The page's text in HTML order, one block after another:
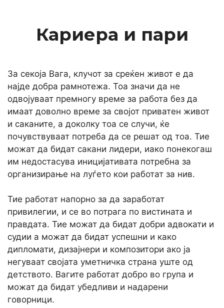
Кариера и пари
За секоја Вага, клучот за среќен живот е да
најде добра рамнотежа. Тоа значи да не
одвојуваат премногу време за работа без да
имаат доволно време за својот приватен живот
и саканите, а доколку тоа се случи, ќе
почувствуваат потреба да се решат од тоа. Тие
можат да бидат сакани лидери, иако понекогаш
им недостасува иницијативата потребна за
организирање на луѓето кои работат за нив.
Тие работат напорно за да заработат
привилегии, и се во потрага по вистината и
правдата. Тие можат да бидат добри адвокати и
судии а можат да бидат успешни и како
дипломати, дизајнери и композитори ако ја
негуваат својата уметничка страна уште од
детството. Вагите работат добро во група и
можат да бидат убедливи и надарени
говорници.